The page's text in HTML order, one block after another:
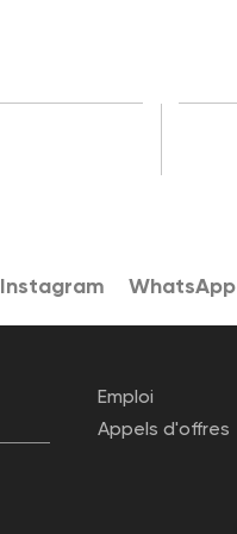
Instagram WhatsApp
Emploi
Appels d'offres